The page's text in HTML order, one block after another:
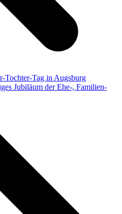
Tochter-Tag in Augsburg
Jubiläum der Ehe-, Familien-